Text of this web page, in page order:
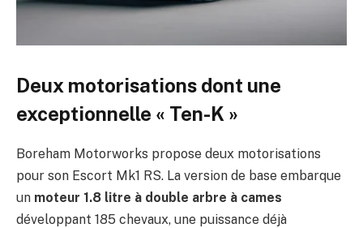
Deux motorisations dont une
exceptionnelle « Ten-K »
Boreham Motorworks propose deux motorisations
pour son Escort Mk1 RS. La version de base embarque
un moteur 1.8 litre à double arbre à cames
développant 185 chevaux, une puissance déjà